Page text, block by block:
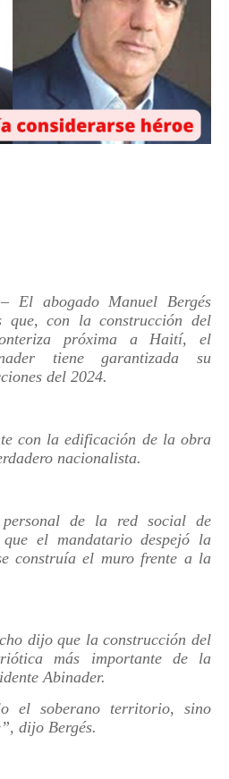
El abogado Manuel Bergés
que, con la construcción del
próxima a Haití, el
tiene garantizada su
del 2024.
con la edificación de la obra
nacionalista.
de la red social de
el mandatario despejó la
construía el muro frente a la
dijo que la construcción del
más importante de la
Abinader.
el soberano territorio, sino
dijo Bergés.